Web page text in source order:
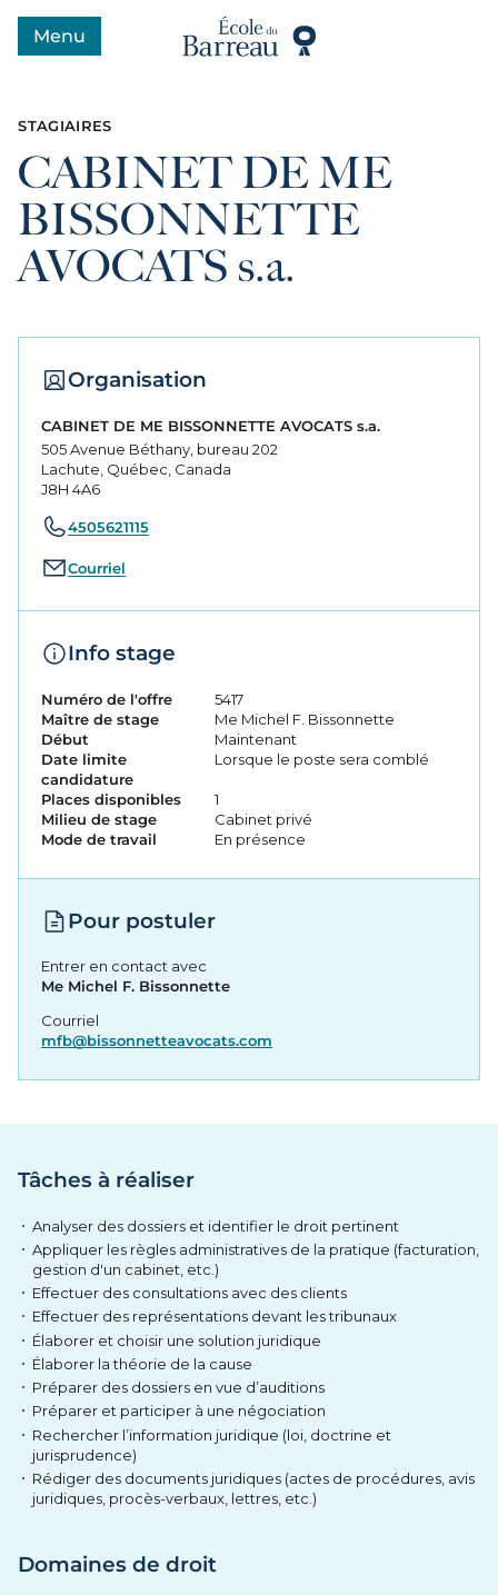
MenuOuvrir le menu
STAGIAIRES
CABINET DE ME
BISSONNETTE
AVOCATS s.a.
Organisation
CABINET DE ME BISSONNETTE AVOCATS s.a.
505 Avenue Béthany, bureau 202
Lachute, Québec, Canada
J8H 4A6
4505621115
Courriel
Info stage
Numéro de l'offre
5417
Maître de stage
Me Michel F. Bissonnette
Début
Maintenant
Date limite
candidature
Lorsque le poste sera comblé
Places disponibles
1
Milieu de stage
Cabinet privé
Mode de travail
En présence
Pour postuler
Entrer en contact avec
Me Michel F. Bissonnette
Courriel
mfb@bissonnetteavocats.com
Tâches à réaliser
Analyser des dossiers et identifier le droit pertinent
Appliquer les règles administratives de la pratique (facturation,
gestion d'un cabinet, etc.)
Effectuer des consultations avec des clients
Effectuer des représentations devant les tribunaux
Élaborer et choisir une solution juridique
Élaborer la théorie de la cause
Préparer des dossiers en vue d’auditions
Préparer et participer à une négociation
Rechercher l’information juridique (loi, doctrine et
jurisprudence)
Rédiger des documents juridiques (actes de procédures, avis
juridiques, procès-verbaux, lettres, etc.)
Domaines de droit